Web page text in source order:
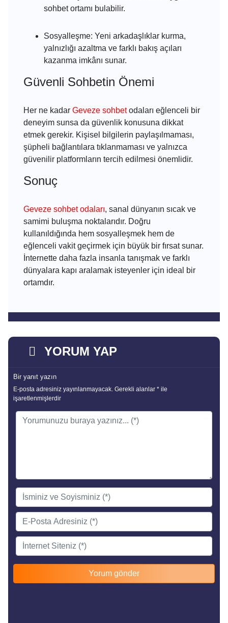
sohbet ortamı bulabilir.
Sosyalleşme: Yeni arkadaşlıklar kurma,
yalnızlığı azaltma ve farklı bakış açıları
kazanma imkânı sunar.
Güvenli Sohbetin Önemi
Her ne kadar Geveze sohbet odaları eğlenceli bir
deneyim sunsa da güvenlik konusuna dikkat
etmek gerekir. Kişisel bilgilerin paylaşılmaması,
şüpheli bağlantılara tıklanmaması ve yalnızca
güvenilir platformların tercih edilmesi önemlidir.
Sonuç
Geveze sohbet odaları, sanal dünyanın sıcak ve
samimi buluşma noktalarıdır. Doğru
kullanıldığında hem sosyalleşmek hem de
eğlenceli vakit geçirmek için büyük bir fırsat sunar.
İnternette daha fazla insanla tanışmak ve farklı
dünyalara kapı aralamak isteyenler için ideal bir
ortamdır.
YORUM YAP
Bir yanıt yazın
E-posta adresiniz yayınlanmayacak. Gerekli alanlar * ile
işaretlenmişlerdir